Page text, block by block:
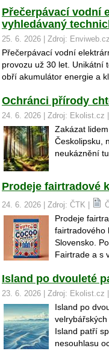
Přečerpávací vodní
vyhledávaný
25. 6. 2026 | Zdroj:
Přečerpávací vodní
provozu už 30 let. Unikátní
obří akumulátor energie a
Ochránci přírody
24. 6. 2026 | Zdroj: Ekolist.cz |
Zakázat
Českolipsku,
neukáznění
Prodeje fairtradové
24. 6. 2026 | Zdroj: ČTK |
Prodeje
fairtradového
Slovensko.
Fairtrade a s
Island po dvouleté
23. 6. 2026 | Zdroj: Ekolist.cz |
Island po
Island patří
nesouhlasu